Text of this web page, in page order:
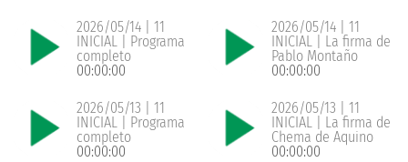
2026/05/14 | 11
INICIAL | Programa
completo
00:00:00
2026/05/14 | 11
INICIAL | La firma de
Pablo Montaño
00:00:00
2026/05/13 | 11
INICIAL | Programa
completo
00:00:00
2026/05/13 | 11
INICIAL | La firma de
Chema de Aquino
00:00:00